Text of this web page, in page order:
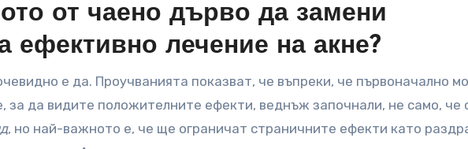
от чаено дърво да замени
ефективно лечение на акне?
е да. Проучванията показват, че въпреки, че първоначално
за да видите положителните ефекти, веднъж започнали, не само, че
, но най-важното е, че ще ограничат страничните ефекти като